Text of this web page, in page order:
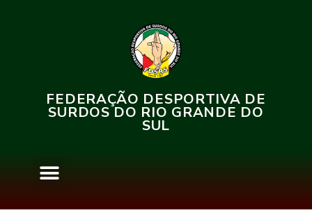
FEDERAÇÃO DESPORTIVA DE
SURDOS DO RIO GRANDE DO
SUL